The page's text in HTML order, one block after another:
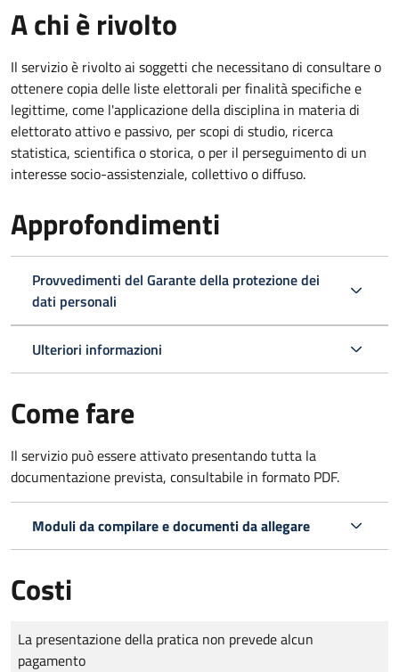
A chi è rivolto
Il servizio è rivolto ai soggetti che necessitano di consultare o
ottenere copia delle liste elettorali per finalità specifiche e
legittime, come l'applicazione della disciplina in materia di
elettorato attivo e passivo, per scopi di studio, ricerca
statistica, scientifica o storica, o per il perseguimento di un
interesse socio-assistenziale, collettivo o diffuso.
Approfondimenti
Provvedimenti del Garante della protezione dei
dati personali
Ulteriori informazioni
Come fare
Il servizio può essere attivato presentando tutta la
documentazione prevista, consultabile in formato PDF.
Moduli da compilare e documenti da allegare
Costi
Tipo di pagamento
Importo
La presentazione della pratica non prevede alcun
pagamento